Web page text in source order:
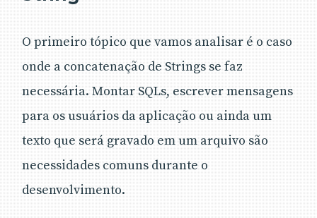
O primeiro tópico que vamos analisar é o caso
onde a concatenação de Strings se faz
necessária. Montar SQLs, escrever mensagens
para os usuários da aplicação ou ainda um
texto que será gravado em um arquivo são
necessidades comuns durante o
desenvolvimento.